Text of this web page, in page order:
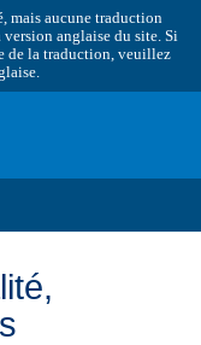
mais aucune traduction
anglaise du site. Si
de la traduction, veuillez